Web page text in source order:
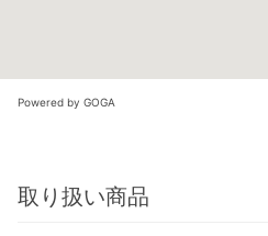
Powered by GOGA
取り扱い商品